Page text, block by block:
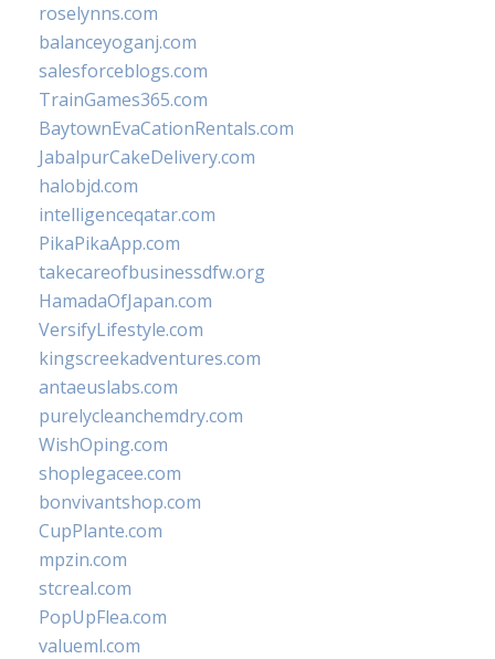
roselynns.com
balanceyoganj.com
salesforceblogs.com
TrainGames365.com
BaytownEvaCationRentals.com
JabalpurCakeDelivery.com
halobjd.com
intelligenceqatar.com
PikaPikaApp.com
takecareofbusinessdfw.org
HamadaOfJapan.com
VersifyLifestyle.com
kingscreekadventures.com
antaeuslabs.com
purelycleanchemdry.com
WishOping.com
shoplegacee.com
bonvivantshop.com
CupPlante.com
mpzin.com
stcreal.com
PopUpFlea.com
valueml.com